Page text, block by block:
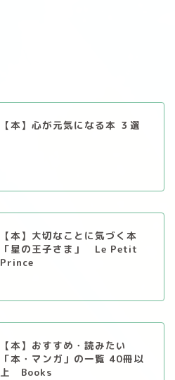
【本】心が元気になる本 ３選
【本】大切なことに気づく本
「星の王子さま」 Le Petit
Prince
【本】おすすめ・読みたい
「本・マンガ」の一覧 40冊以
上 Books